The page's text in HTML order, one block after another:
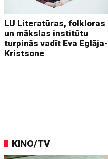
LU Literatūras, folkloras
un mākslas institūtu
turpinās vadīt Eva Eglāja-
Kristsone
KINO/TV